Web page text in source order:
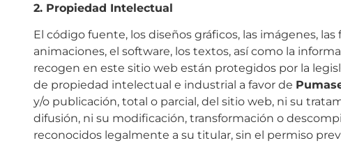
2. Propiedad Intelectual
El código fuente, los diseños gráficos, las imágenes, las
animaciones, el software, los textos, así como la
recogen en este sitio web están protegidos por la
de propiedad intelectual e industrial a favor de
y/o publicación, total o parcial, del sitio web, ni su
difusión, ni su modificación, transformación o
reconocidos legalmente a su titular, sin el permiso